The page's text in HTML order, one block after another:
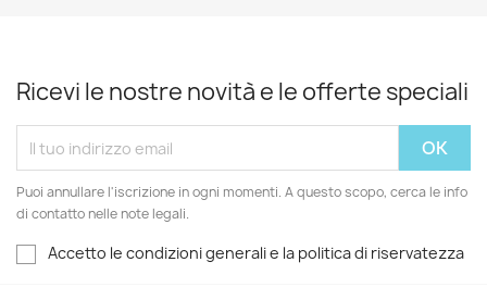
Ricevi le nostre novità e le offerte speciali
Puoi annullare l'iscrizione in ogni momenti. A questo scopo, cerca le info
di contatto nelle note legali.
Accetto le condizioni generali e la politica di riservatezza